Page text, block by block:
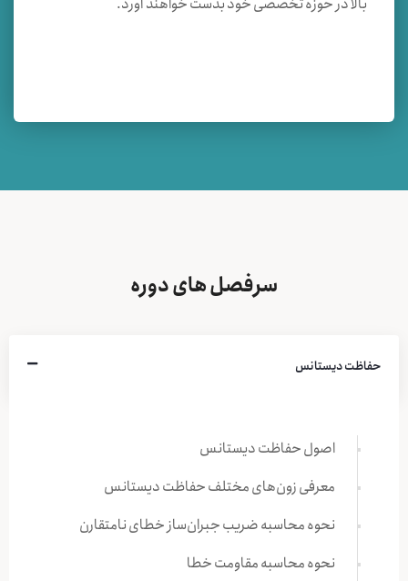
سرفصل های دوره
حفاظت دیستانس
اصول حفاظت دیستانس
معرفی زون‌های مختلف حفاظت دیستانس
نحوه محاسبه ضریب جبران‌ساز خطای نامتقارن
نحوه محاسبه مقاومت خطا